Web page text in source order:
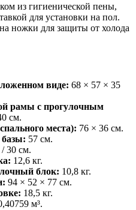
из гигиенической пены,
для установки на пол.
ножки для защиты от холода
виде: 68 × 57 × 35
рамы с прогулочным
см.
места): 76 × 36 см.
57 см.
/ 30 см.
12,6 кг.
блок: 10,8 кг.
94 × 52 × 77 см.
18,5 кг.
м³.